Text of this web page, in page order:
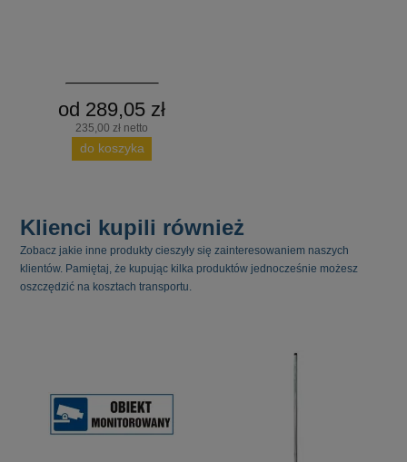
od 289,05 zł
235,00 zł netto
do koszyka
Klienci kupili również
Zobacz jakie inne produkty cieszyły się zainteresowaniem naszych
klientów. Pamiętaj, że kupując kilka produktów jednocześnie możesz
oszczędzić na kosztach transportu.